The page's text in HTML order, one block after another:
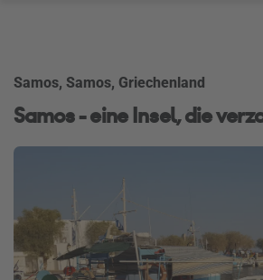
Samos, Samos, Griechenland
Samos - eine Insel, die